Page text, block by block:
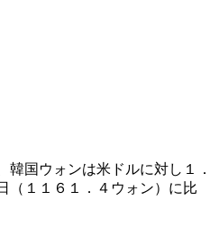
国ウォンは米ドルに対し１．
（１１６１．４ウォン）に比